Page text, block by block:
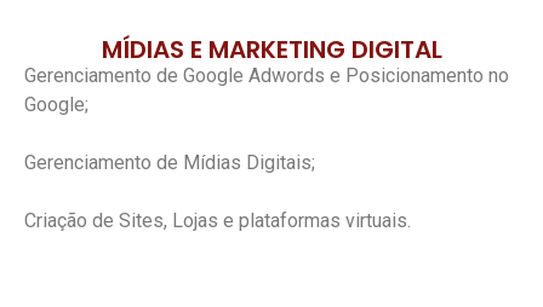
MÍDIAS E MARKETING DIGITAL
Gerenciamento de Google Adwords e Posicionamento no
Google;
Gerenciamento de Mídias Digitais;
Criação de Sites, Lojas e plataformas virtuais.